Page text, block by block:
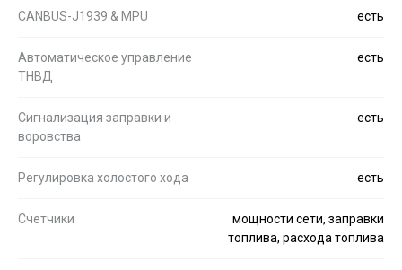
CANBUS-J1939 & MPU есть
Автоматическое управление
ТНВД
есть
Сигнализация заправки и
воровства
есть
Регулировка холостого хода есть
Счетчики
мощности сети, заправки
топлива, расхода топлива